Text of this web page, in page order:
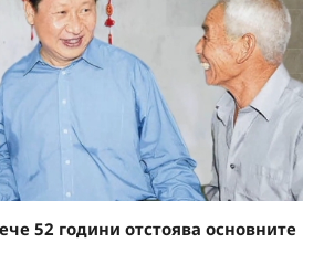
52 години отстоява основните